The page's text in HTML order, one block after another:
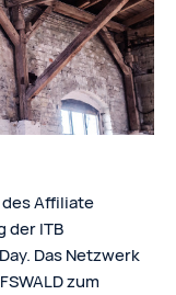
des Affiliate
der ITB
Das Netzwerk
zum